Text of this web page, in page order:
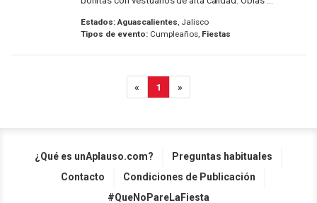
Estados: Aguascalientes, Jalisco
Tipos de evento:Cumpleaños, Fiestas
« 1 »
¿Qué es unAplauso.com?
Preguntas habituales
Contacto
Condiciones de Publicación
#QueNoPareLaFiesta